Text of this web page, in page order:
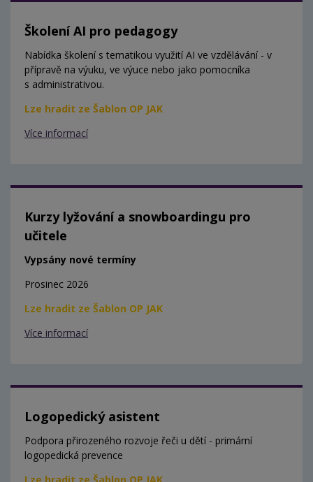
Školení AI pro pedagogy
Nabídka školení s tematikou využití AI ve vzdělávání - v
přípravě na výuku, ve výuce nebo jako pomocníka
s administrativou.
Lze hradit ze Šablon OP JAK
Více informací
Kurzy lyžování a snowboardingu pro
učitele
Vypsány nové termíny
Prosinec 2026
Lze hradit ze Šablon OP JAK
Více informací
Logopedický asistent
Podpora přirozeného rozvoje řeči u dětí - primární
logopedická prevence